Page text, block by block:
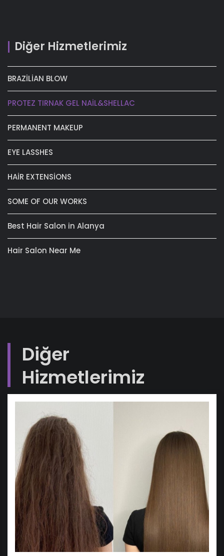
Diğer Hizmetlerimiz
BRAZİLİAN BLOW
PROTEZ TIRNAK GEL NAİL&SHELLAC
PERMANENT MAKEUP
EYE LASSHES
HAİR EXTENSİONS
SOME OF OUR WORKS
Best Hair Salon in Alanya
Hair Salon Near Me
Diğer
Hizmetlerimiz